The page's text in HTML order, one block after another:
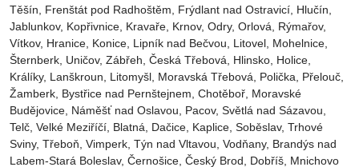
Těšín, Frenštát pod Radhoštěm, Frýdlant nad Ostravicí, Hlučín,
Jablunkov, Kopřivnice, Kravaře, Krnov, Odry, Orlová, Rýmařov,
Vítkov, Hranice, Konice, Lipník nad Bečvou, Litovel, Mohelnice,
Šternberk, Uničov, Zábřeh, Česká Třebová, Hlinsko, Holice,
Králíky, Lanškroun, Litomyšl, Moravská Třebová, Polička, Přelouč,
Žamberk, Bystřice nad Pernštejnem, Chotěboř, Moravské
Budějovice, Náměšť nad Oslavou, Pacov, Světlá nad Sázavou,
Telč, Velké Meziříčí, Blatná, Dačice, Kaplice, Soběslav, Trhové
Sviny, Třeboň, Vimperk, Týn nad Vltavou, Vodňany, Brandýs nad
Labem-Stará Boleslav, Černošice, Český Brod, Dobříš, Mnichovo